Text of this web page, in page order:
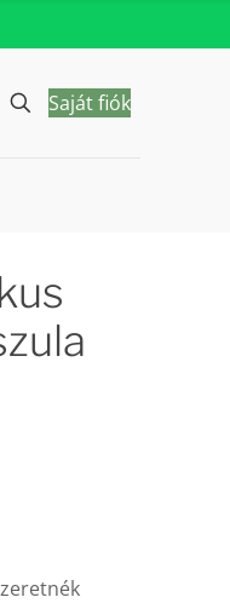
Saját fiók